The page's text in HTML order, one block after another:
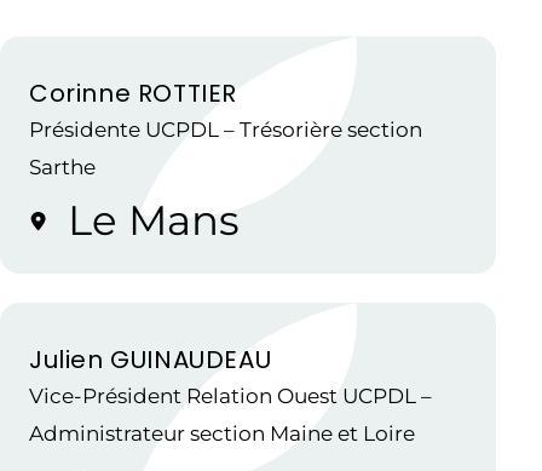
Corinne ROTTIER
Présidente UCPDL – Trésorière section
Sarthe
Le Mans
Julien GUINAUDEAU
Vice-Président Relation Ouest UCPDL –
Administrateur section Maine et Loire